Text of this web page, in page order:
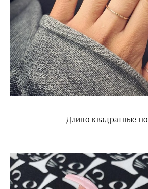
Длино квадратные